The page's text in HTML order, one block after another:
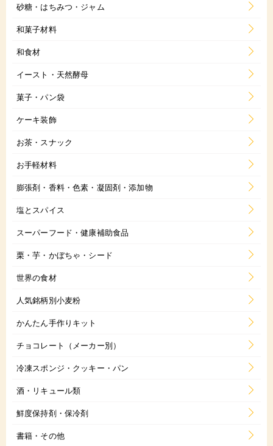
砂糖・はちみつ・ジャム
和菓子材料
和食材
イースト・天然酵母
菓子・パン袋
ケーキ装飾
お茶・スナック
お手軽材料
膨張剤・香料・色素・凝固剤・添加物
塩とスパイス
スーパーフード・健康補助食品
栗・芋・かぼちゃ・シード
世界の食材
人気銘柄別小麦粉
かんたん手作りキット
チョコレート（メーカー別）
冷凍スポンジ・クッキー・パン
酒・リキュール類
鮮度保持剤・保冷剤
書籍・その他